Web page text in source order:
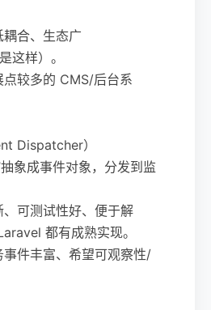
合、生态广
这样）。
较多的 CMS/后台系
Dispatcher）
象成事件对象，分发到监
可测试性好、便于解
都有成熟实现。
件丰富、希望可观察性/